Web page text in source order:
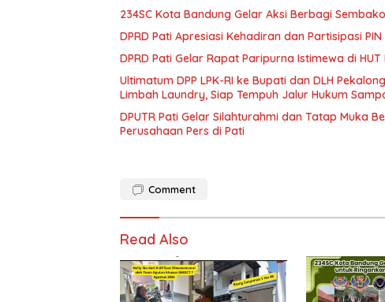
234SC Kota Bandung Gelar Aksi Berbagi
DPRD Pati Apresiasi Kehadiran dan Partisipasi
DPRD Pati Gelar Rapat Paripurna Istimewa di
Ultimatum DPP LPK-RI ke Bupati dan DLH
Limbah Laundry, Siap Tempuh Jalur Hukum
DPUTR Pati Gelar Silahturahmi dan Tatap Muka
Perusahaan Pers di Pati
Comment
Read Also